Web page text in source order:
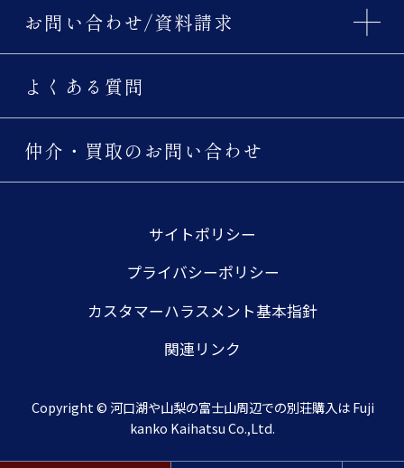
お問い合わせ/資料請求
よくある質問
仲介・買取のお問い合わせ
サイトポリシー
プライバシーポリシー
カスタマーハラスメント基本指針
関連リンク
Copyright © 河口湖や山梨の富士山周辺での別荘購入は Fuji
kanko Kaihatsu Co.,Ltd.